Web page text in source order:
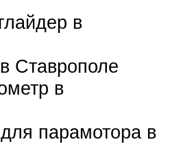
в
Ставрополе
в
парамотора в